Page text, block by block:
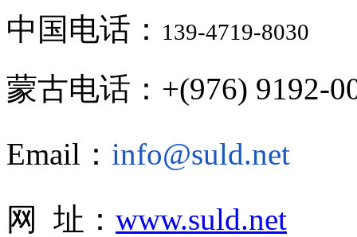
中国电话： 139-4719-8030
蒙古电话：+(976) 9192-
Email： info@suld.net
网 址： www.suld.net